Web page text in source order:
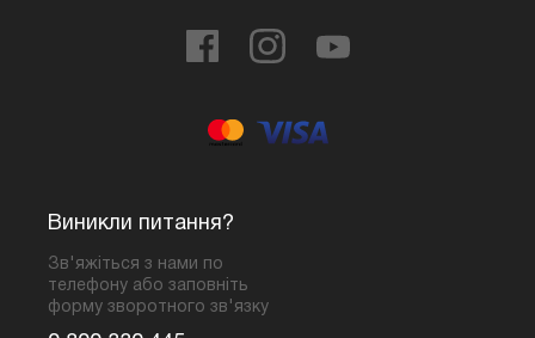
Виникли питання?
Зв'яжіться з нами по
телефону або заповніть
форму зворотного зв'язку